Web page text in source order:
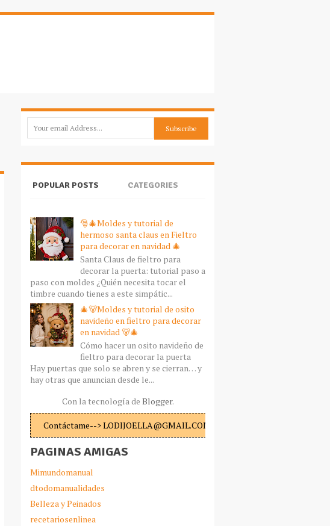
POPULAR POSTS CATEGORIES
🎅🎄Moldes y tutorial de
hermoso santa claus en Fieltro
para decorar en navidad 🎄
Santa Claus de fieltro para
decorar la puerta: tutorial paso a
paso con moldes ¿Quién necesita tocar el
timbre cuando tienes a este simpátic...
🎄🐻Moldes y tutorial de osito
navideño en fieltro para decorar
en navidad 🐻🎄
Cómo hacer un osito navideño de
fieltro para decorar la puerta
Hay puertas que solo se abren y se cierran… y
hay otras que anuncian desde le...
Con la tecnología de Blogger.
Contáctame--> LODIJOELLA@GMAIL.COM
PAGINAS AMIGAS
Mimundomanual
dtodomanualidades
Belleza y Peinados
recetariosenlinea